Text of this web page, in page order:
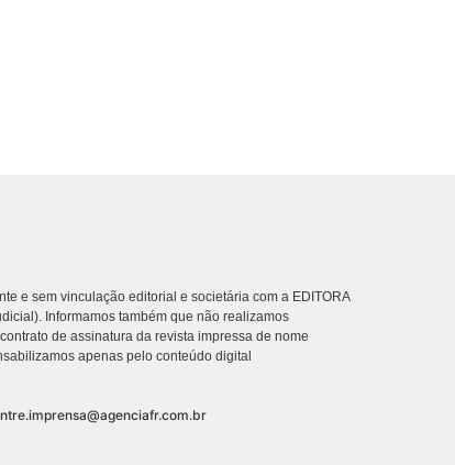
e sem vinculação editorial e societária com a EDITORA
Informamos também que não realizamos
de assinatura da revista impressa de nome
apenas pelo conteúdo digital